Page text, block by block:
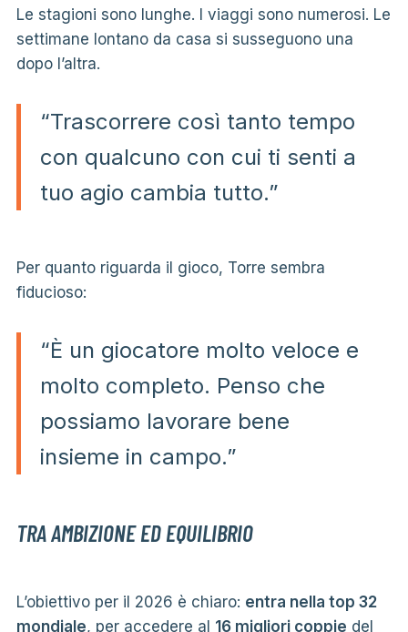
Le stagioni sono lunghe. I viaggi sono numerosi. Le
settimane lontano da casa si susseguono una
dopo l’altra.
“Trascorrere così tanto tempo
con qualcuno con cui ti senti a
tuo agio cambia tutto.”
Per quanto riguarda il gioco, Torre sembra
fiducioso:
“È un giocatore molto veloce e
molto completo. Penso che
possiamo lavorare bene
insieme in campo.”
TRA AMBIZIONE ED EQUILIBRIO
L’obiettivo per il 2026 è chiaro: entra nella top 32
mondiale, per accedere al 16 migliori coppie del